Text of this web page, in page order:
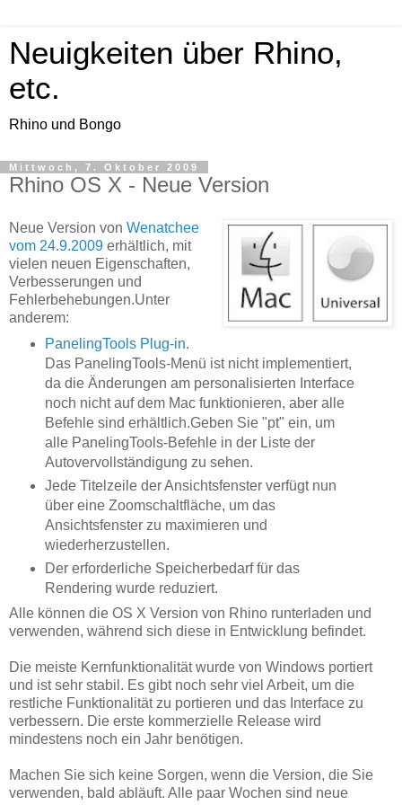
Neuigkeiten über Rhino,
etc.
Rhino und Bongo
Mittwoch, 7. Oktober 2009
Rhino OS X - Neue Version
Neue Version von Wenatchee
vom 24.9.2009 erhältlich, mit
vielen neuen Eigenschaften,
Verbesserungen und
Fehlerbehebungen.Unter
anderem:
PanelingTools Plug-in.
Das PanelingTools-Menü ist nicht implementiert,
da die Änderungen am personalisierten Interface
noch nicht auf dem Mac funktionieren, aber alle
Befehle sind erhältlich.Geben Sie "pt" ein, um
alle PanelingTools-Befehle in der Liste der
Autovervollständigung zu sehen.
Jede Titelzeile der Ansichtsfenster verfügt nun
über eine Zoomschaltfläche, um das
Ansichtsfenster zu maximieren und
wiederherzustellen.
Der erforderliche Speicherbedarf für das
Rendering wurde reduziert.
Alle können die OS X Version von Rhino runterladen und
verwenden, während sich diese in Entwicklung befindet.
Die meiste Kernfunktionalität wurde von Windows portiert
und ist sehr stabil. Es gibt noch sehr viel Arbeit, um die
restliche Funktionalität zu portieren und das Interface zu
verbessern. Die erste kommerzielle Release wird
mindestens noch ein Jahr benötigen.
Machen Sie sich keine Sorgen, wenn die Version, die Sie
verwenden, bald abläuft. Alle paar Wochen sind neue